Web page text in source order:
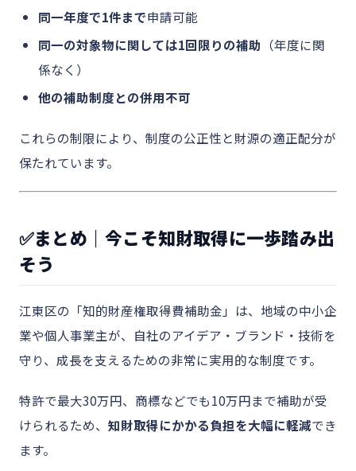
同一年度で1件まで申請可能
同一の対象物に関しては1回限りの補助 （年度に関
係なく）
他の補助制度との併用不可
これらの制限により、制度の公正性と財源の適正配分が
保たれています。
✅まとめ｜今こそ知財取得に一歩踏み出
そう
江東区の「知的財産権取得費補助金」は、地域の中小企
業や個人事業主が、自社のアイデア・ブランド・技術を
守り、成長を支えるための非常に実用的な制度です。
特許で最大30万円、商標などでも10万円まで補助が受
けられるため、 知財取得にかかる負担を大幅に軽減でき
ます。